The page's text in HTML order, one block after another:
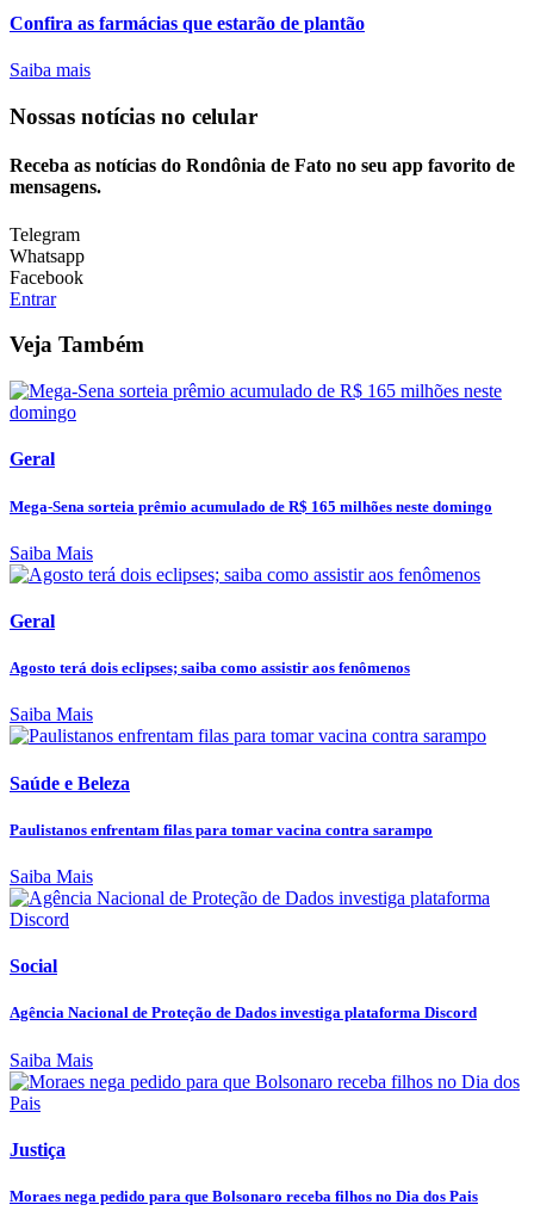
Confira as farmácias que estarão de plantão
Saiba mais
Nossas notícias no celular
Receba as notícias do Rondônia de Fato no seu app favorito de
mensagens.
Telegram
Whatsapp
Facebook
Entrar
Veja Também
Geral
Mega-Sena sorteia prêmio acumulado de R$ 165 milhões neste domingo
Saiba Mais
Geral
Agosto terá dois eclipses; saiba como assistir aos fenômenos
Saiba Mais
Saúde e Beleza
Paulistanos enfrentam filas para tomar vacina contra sarampo
Saiba Mais
Social
Agência Nacional de Proteção de Dados investiga plataforma Discord
Saiba Mais
Justiça
Moraes nega pedido para que Bolsonaro receba filhos no Dia dos Pais